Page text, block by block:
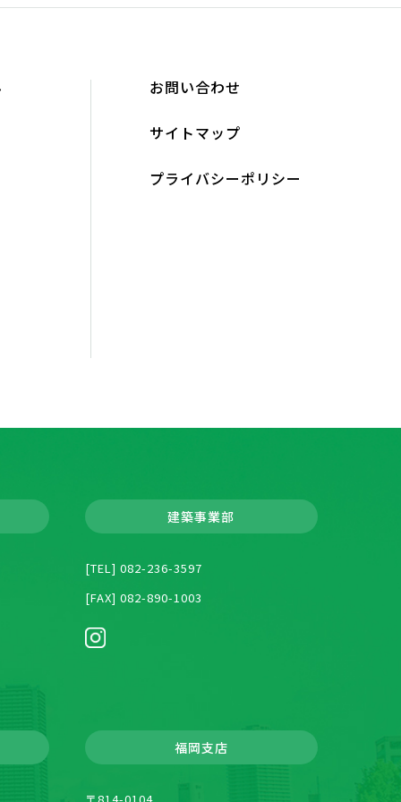
お問い合わせ
サイトマップ
プライバシーポリシー
建築事業部
[TEL] 082-236-3597
[FAX] 082-890-1003
福岡支店